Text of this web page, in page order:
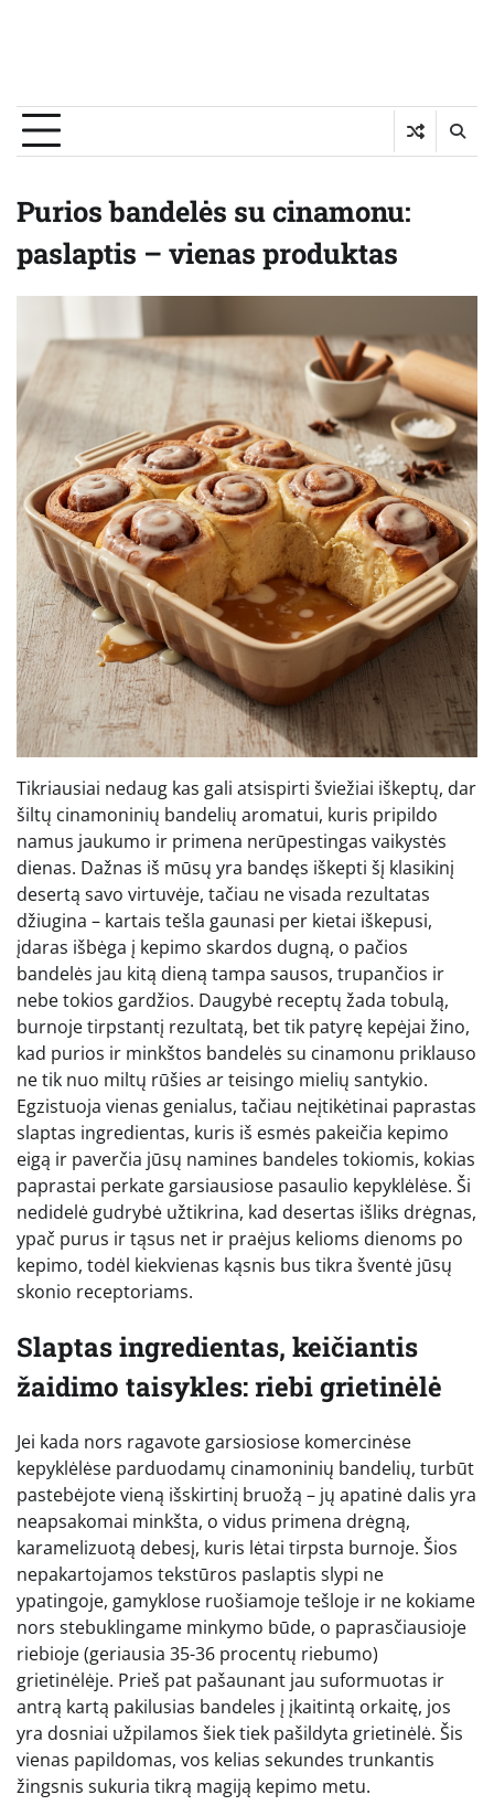
Purios bandelės su cinamonu:
paslaptis – vienas produktas
Tikriausiai nedaug kas gali atsispirti šviežiai iškeptų, dar
šiltų cinamoninių bandelių aromatui, kuris pripildo
namus jaukumo ir primena nerūpestingas vaikystės
dienas. Dažnas iš mūsų yra bandęs iškepti šį klasikinį
desertą savo virtuvėje, tačiau ne visada rezultatas
džiugina – kartais tešla gaunasi per kietai iškepusi,
įdaras išbėga į kepimo skardos dugną, o pačios
bandelės jau kitą dieną tampa sausos, trupančios ir
nebe tokios gardžios. Daugybė receptų žada tobulą,
burnoje tirpstantį rezultatą, bet tik patyrę kepėjai žino,
kad purios ir minkštos bandelės su cinamonu priklauso
ne tik nuo miltų rūšies ar teisingo mielių santykio.
Egzistuoja vienas genialus, tačiau neįtikėtinai paprastas
slaptas ingredientas, kuris iš esmės pakeičia kepimo
eigą ir paverčia jūsų namines bandeles tokiomis, kokias
paprastai perkate garsiausiose pasaulio kepyklėlėse. Ši
nedidelė gudrybė užtikrina, kad desertas išliks drėgnas,
ypač purus ir tąsus net ir praėjus kelioms dienoms po
kepimo, todėl kiekvienas kąsnis bus tikra šventė jūsų
skonio receptoriams.
Slaptas ingredientas, keičiantis
žaidimo taisykles: riebi grietinėlė
Jei kada nors ragavote garsiosiose komercinėse
kepyklėlėse parduodamų cinamoninių bandelių, turbūt
pastebėjote vieną išskirtinį bruožą – jų apatinė dalis yra
neapsakomai minkšta, o vidus primena drėgną,
karamelizuotą debesį, kuris lėtai tirpsta burnoje. Šios
nepakartojamos tekstūros paslaptis slypi ne
ypatingoje, gamyklose ruošiamoje tešloje ir ne kokiame
nors stebuklingame minkymo būde, o paprasčiausioje
riebioje (geriausia 35-36 procentų riebumo)
grietinėlėje. Prieš pat pašaunant jau suformuotas ir
antrą kartą pakilusias bandeles į įkaitintą orkaitę, jos
yra dosniai užpilamos šiek tiek pašildyta grietinėlė. Šis
vienas papildomas, vos kelias sekundes trunkantis
žingsnis sukuria tikrą magiją kepimo metu.